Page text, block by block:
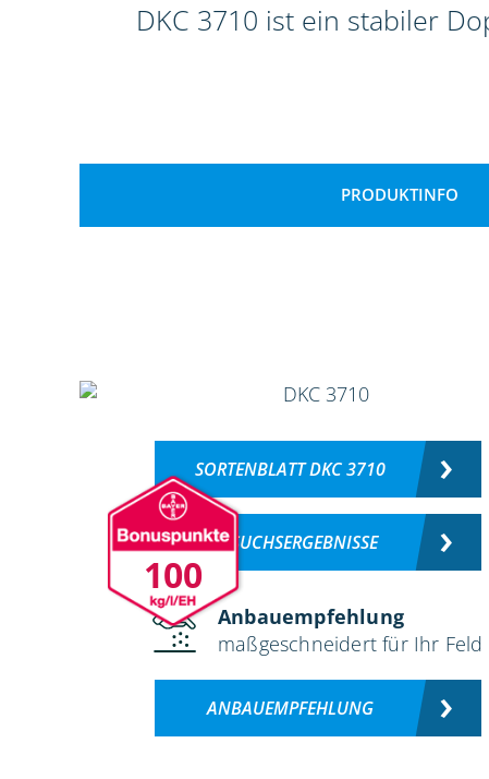
DKC 3710 ist ein stabiler
PRODUKTINFO
100
SORTENBLATT DKC 3710
VERSUCHSERGEBNISSE
Anbauempfehlung
maßgeschneidert für Ihr Feld
ANBAUEMPFEHLUNG